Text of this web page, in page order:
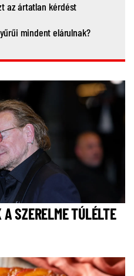
az ártatlan kérdést
mindent elárulnak?
SZERELME TÚLÉLTE